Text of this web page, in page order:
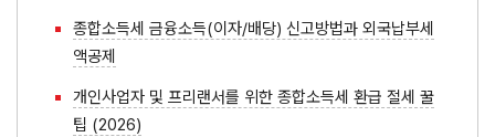
종합소득세 금융소득(이자/배당) 신고방법과 외국납부세
액공제
개인사업자 및 프리랜서를 위한 종합소득세 환급 절세 꿀
팁 (2026)